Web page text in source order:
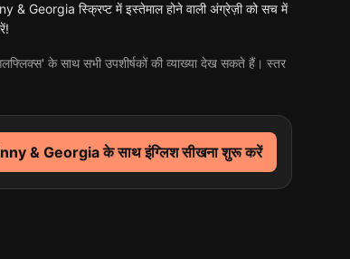
& Georgia स्क्रिप्ट में इस्तेमाल होने वाली अंग्रेज़ी को सच में
के साथ सभी उपशीर्षकों की व्याख्या देख सकते हैं। स्तर
& Georgia के साथ इंग्लिश सीखना शुरू करें